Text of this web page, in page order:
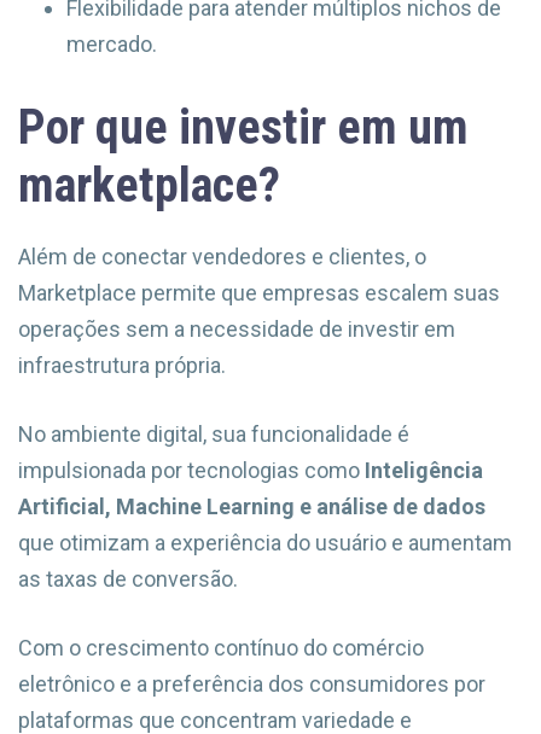
Flexibilidade para atender múltiplos nichos de
mercado.
Por que investir em um
marketplace?
Além de conectar vendedores e clientes, o
Marketplace permite que empresas escalem suas
operações sem a necessidade de investir em
infraestrutura própria.
No ambiente digital, sua funcionalidade é
impulsionada por tecnologias como Inteligência
Artificial, Machine Learning e análise de dados
que otimizam a experiência do usuário e aumentam
as taxas de conversão.
Com o crescimento contínuo do comércio
eletrônico e a preferência dos consumidores por
plataformas que concentram variedade e